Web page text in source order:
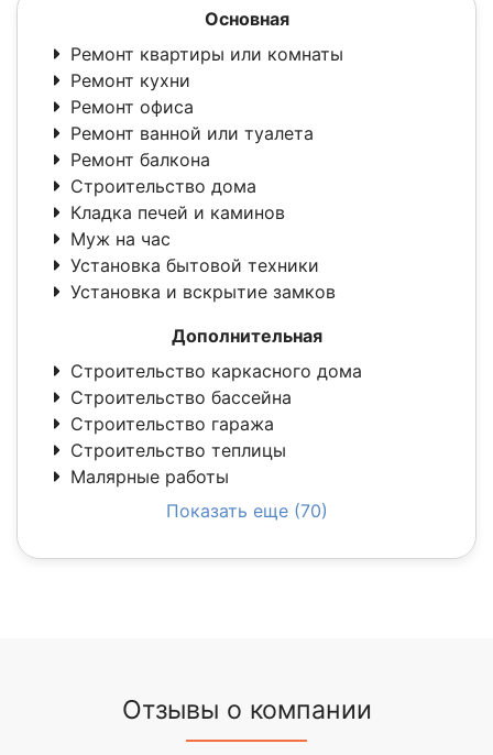
Основная
Ремонт квартиры или комнаты
Ремонт кухни
Ремонт офиса
Ремонт ванной или туалета
Ремонт балкона
Строительство дома
Кладка печей и каминов
Муж на час
Установка бытовой техники
Установка и вскрытие замков
Дополнительная
Строительство каркасного дома
Строительство бассейна
Строительство гаража
Строительство теплицы
Малярные работы
Показать еще (70)
Отзывы о компании